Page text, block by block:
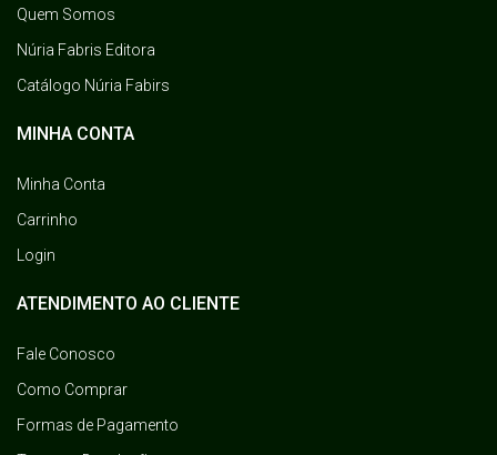
Quem Somos
Núria Fabris Editora
Catálogo Núria Fabirs
MINHA CONTA
Minha Conta
Carrinho
Login
ATENDIMENTO AO CLIENTE
Fale Conosco
Como Comprar
Formas de Pagamento